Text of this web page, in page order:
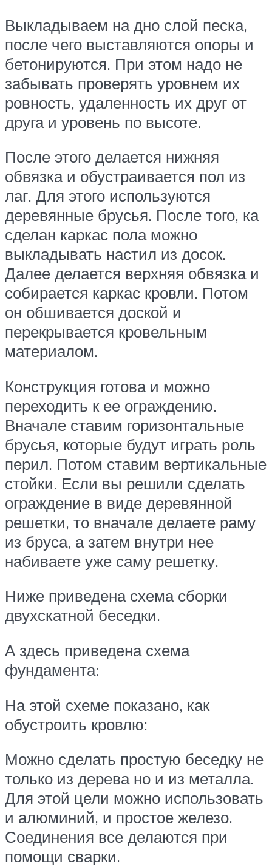
Выкладываем на дно слой песка,
после чего выставляются опоры и
бетонируются. При этом надо не
забывать проверять уровнем их
ровность, удаленность их друг от
друга и уровень по высоте.
После этого делается нижняя
обвязка и обустраивается пол из
лаг. Для этого используются
деревянные брусья. После того, ка
сделан каркас пола можно
выкладывать настил из досок.
Далее делается верхняя обвязка и
собирается каркас кровли. Потом
он обшивается доской и
перекрывается кровельным
материалом.
Конструкция готова и можно
переходить к ее ограждению.
Вначале ставим горизонтальные
брусья, которые будут играть роль
перил. Потом ставим вертикальные
стойки. Если вы решили сделать
ограждение в виде деревянной
решетки, то вначале делаете раму
из бруса, а затем внутри нее
набиваете уже саму решетку.
Ниже приведена схема сборки
двухскатной беседки.
А здесь приведена схема
фундамента:
На этой схеме показано, как
обустроить кровлю:
Можно сделать простую беседку не
только из дерева но и из металла.
Для этой цели можно использовать
и алюминий, и простое железо.
Соединения все делаются при
помощи сварки.